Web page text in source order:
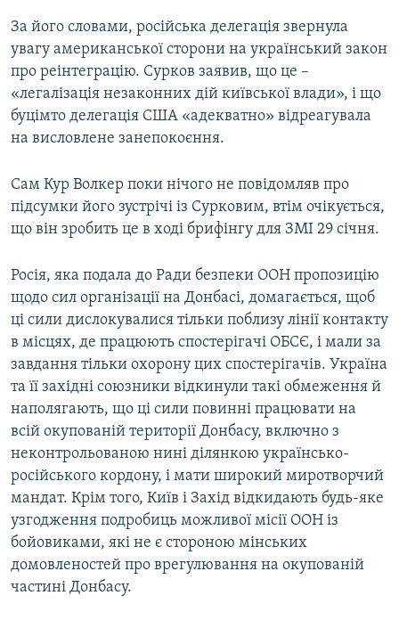
За його словами, російська делегація звернула
увагу американської сторони на український закон
про реінтеграцію. Сурков заявив, що це –
«легалізація незаконних дій київської влади», і що
буцімто делегація США «адекватно» відреагувала
на висловлене занепокоєння.
Сам Кур Волкер поки нічого не повідомляв про
підсумки його зустрічі із Сурковим, втім очікується,
що він зробить це в ході брифінгу для ЗМІ 29 січня.
Росія, яка подала до Ради безпеки ООН пропозицію
щодо сил організації на Донбасі, домагається, щоб
ці сили дислокувалися тільки поблизу лінії контакту
в місцях, де працюють спостерігачі ОБСЄ, і мали за
завдання тільки охорону цих спостерігачів. Україна
та її західні союзники відкинули такі обмеження й
наполягають, що ці сили повинні працювати на
всій окупованій території Донбасу, включно з
неконтрольованою нині ділянкою українсько-
російського кордону, і мати широкий миротворчий
мандат. Крім того, Київ і Захід відкидають будь-яке
узгодження подробиць можливої місії ООН із
бойовиками, які не є стороною мінських
домовленостей про врегулювання на окупованій
частині Донбасу.